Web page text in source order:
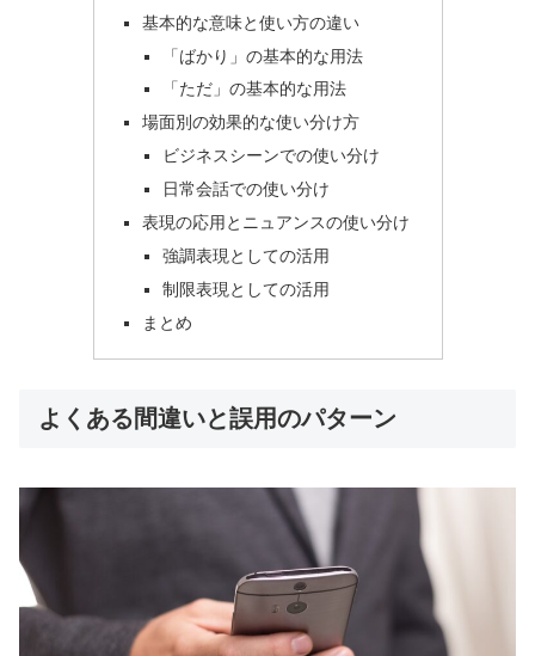
基本的な意味と使い方の違い
「ばかり」の基本的な用法
「ただ」の基本的な用法
場面別の効果的な使い分け方
ビジネスシーンでの使い分け
日常会話での使い分け
表現の応用とニュアンスの使い分け
強調表現としての活用
制限表現としての活用
まとめ
よくある間違いと誤用のパターン